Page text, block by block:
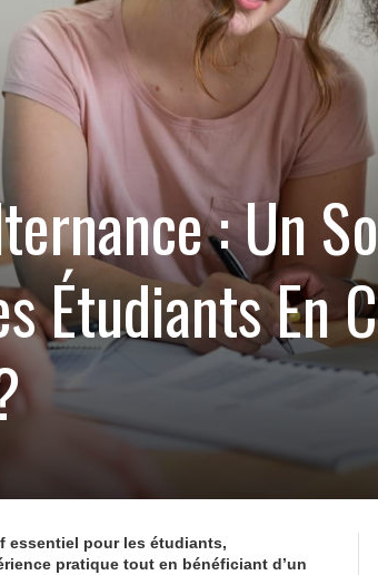
: Un
Étudiants En
essentiel pour les étudiants,
pratique tout en bénéficiant d’un